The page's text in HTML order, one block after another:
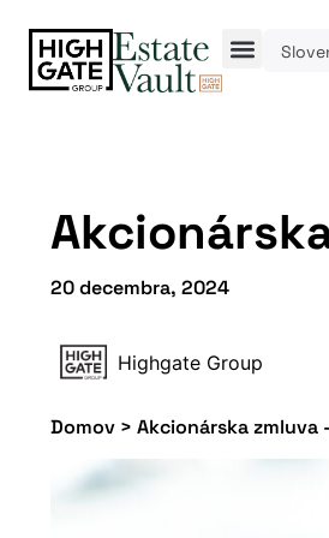
20 decembra, 2024
Highgate Group
Domov > Akcionárska zmluva